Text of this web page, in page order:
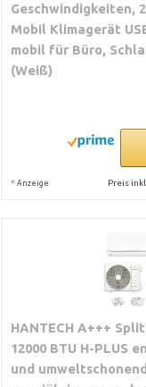
Geschwindigkeiten,
Mobil Klimagerät
mobil für Büro,
(Weiß)
* Anzeige Preis
HANTECH A+++
12000 BTU H-PLUS
und